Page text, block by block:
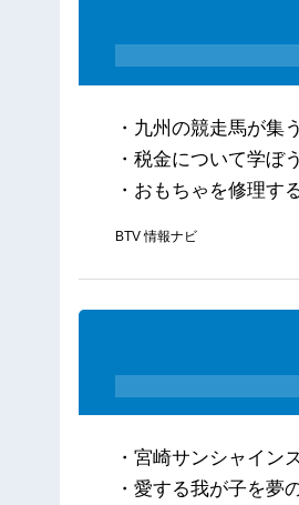
・九州の競走馬が集
・税金について学ぼ
・おもちゃを修理す
BTV 情報ナビ
・宮崎サンシャイン
・愛する我が子を夢